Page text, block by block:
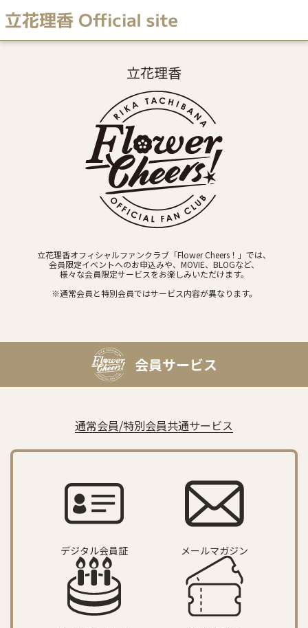
立花理香
立花理香オフィシャルファンクラブ「Flower Cheers！」では、
会員限定イベントへのお申込みや、MOVIE、BLOGなど、
様々な会員限定サービスをお楽しみいただけます。
※通常会員と特別会員ではサービス内容が異なります。
会員サービス
通常会員/特別会員共通サービス
デジタル会員証 メールマガジン